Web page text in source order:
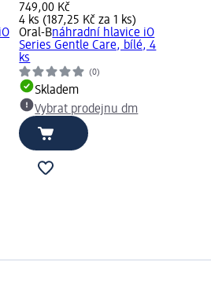
749,00 Kč
4 ks (187,25 Kč za 1 ks)
Oral-Bnáhradní hlavice iO
Series Gentle Care, bílé, 4
ks
(0)
Skladem
Vybrat prodejnu dm